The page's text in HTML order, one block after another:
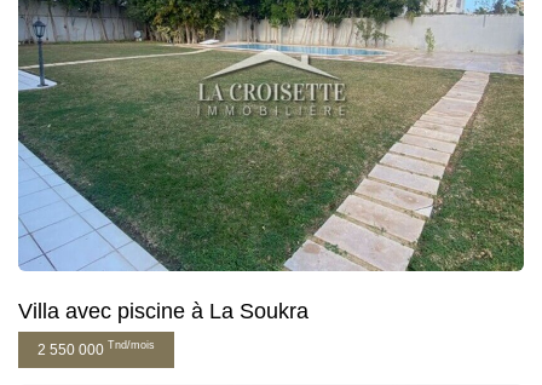
Villa avec piscine à La Soukra
2 550 000 Tnd/mois